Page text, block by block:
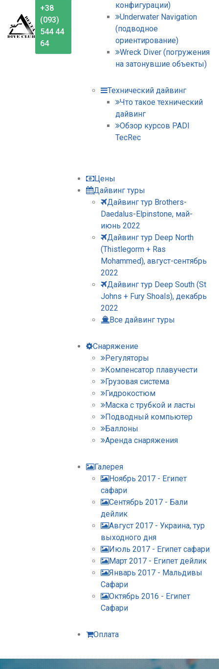
+38
(093)
544 44
64
конфигурации)
Underwater Navigation
(подводное
ориентирование)
Wreck Diver (погружения
на затонувшие объекты)
Технический дайвинг
Что такое технический
дайвинг
Обзор курсов PADI
TecRec
Цены
Дайвинг туры
Дайвинг тур Brothers-
Daedalus-Elpinstone, май-
июнь 2022
Дайвинг тур Deep North
(Thistlegorm + Ras
Mohammed), август-сентябрь
2022
Дайвинг тур Deep South (St
Johns + Fury Shoals), декабрь
2022
Все дайвинг туры
Снаряжение
Регуляторы
Компенсатор плавучести
Грузовая система
Гидрокостюм
Маска с трубкой и ласты
Подводный компьютер
Баллоны
Аренда снаряжения
Галерея
Ноябрь 2017 - Египет
сафари
Сентябрь 2017 - Бали
дейлик
Август 2017 - Украина, тур
выходного дня
Июль 2017 - Египет сафари
Март 2017 - Египет дейлик
Январь 2017 - Мальдивы
Сафари
Октябрь 2016 - Египет
Сафари
Оплата